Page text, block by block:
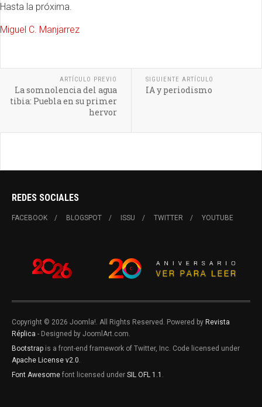
Hasta la próxima.
Miguel C. Manjarrez
ARTÍCULO PREVIO
La somnolencia del agua
tibia: Puebla en su primer
hervor
SIGUIENTE ARTÍCULO
IA y periodismo
REDES SOCIALES
FACEBOOK BLOGSPOT ISSU TWITTER YOUTUBE
Copyright © 2026 Joomla!. All Rights Reserved. Powered by Revista
Réplica - Designed by JoomlArt.com.
Bootstrap is a front-end framework of Twitter, Inc. Code licensed under
Apache License v2.0.
Font Awesome font licensed under SIL OFL 1.1 .